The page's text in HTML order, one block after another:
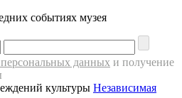
событиях музея
данных и получение
культуры Независимая